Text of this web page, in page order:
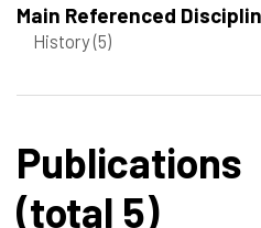
Main Referenced
History(5)
Publications
(total 5)